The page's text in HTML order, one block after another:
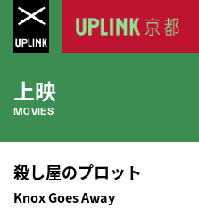
上映
MOVIES
公開中の作品
殺し屋のプロット
Knox Goes Away